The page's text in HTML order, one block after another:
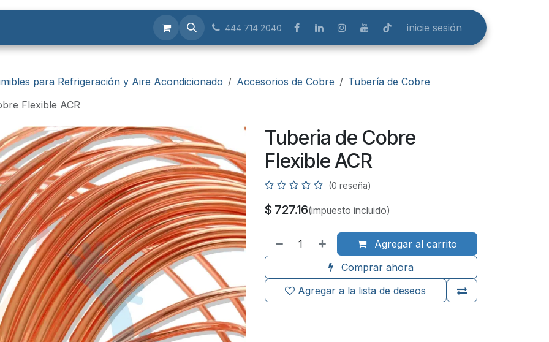
444 714 2040 inicie sesión
para Refrigeración y Aire Acondicionado Accesorios de Cobre
Tubería de Cobre
Flexible ACR
Tuberia de Cobre
Flexible ACR
(0 reseña)
$ 727.16(impuesto incluido)
Agregar al carrito
Comprar ahora
Agregar a la lista de deseos